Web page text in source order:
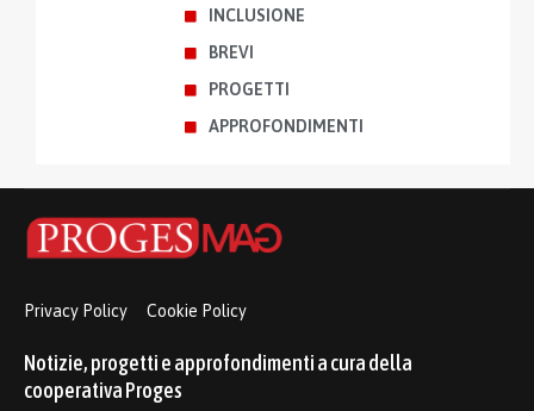
INCLUSIONE
BREVI
PROGETTI
APPROFONDIMENTI
Privacy Policy Cookie Policy
Notizie, progetti e approfondimenti a cura della
cooperativa Proges